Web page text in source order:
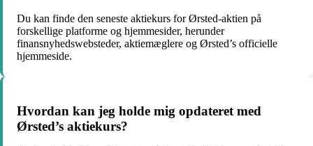
Du kan finde den seneste aktiekurs for Ørsted-aktien på
forskellige platforme og hjemmesider, herunder
finansnyhedswebsteder, aktiemæglere og Ørsted’s officielle
hjemmeside.
Hvordan kan jeg holde mig opdateret med
Ørsted’s aktiekurs?